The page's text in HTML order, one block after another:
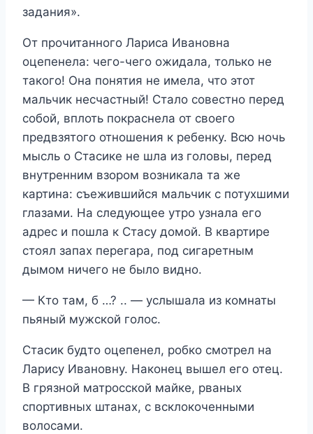
задания».
От прочитанного Лариса Ивановна
оцепенела: чего-чего ожидала, только не
такого! Она понятия не имела, что этот
мальчик несчастный! Стало совестно перед
собой, вплоть покраснела от своего
предвзятого отношения к ребенку. Всю ночь
мысль о Стасике не шла из головы, перед
внутренним взором возникала та же
картина: съежившийся мальчик с потухшими
глазами. На следующее утро узнала его
адрес и пошла к Стасу домой. В квартире
стоял запах перегара, под сигаретным
дымом ничего не было видно.
— Кто там, б …? .. — услышала из комнаты
пьяный мужской голос.
Стасик будто оцепенел, робко смотрел на
Ларису Ивановну. Наконец вышел его отец.
В грязной матросской майке, рваных
спортивных штанах, с всклокоченными
волосами.